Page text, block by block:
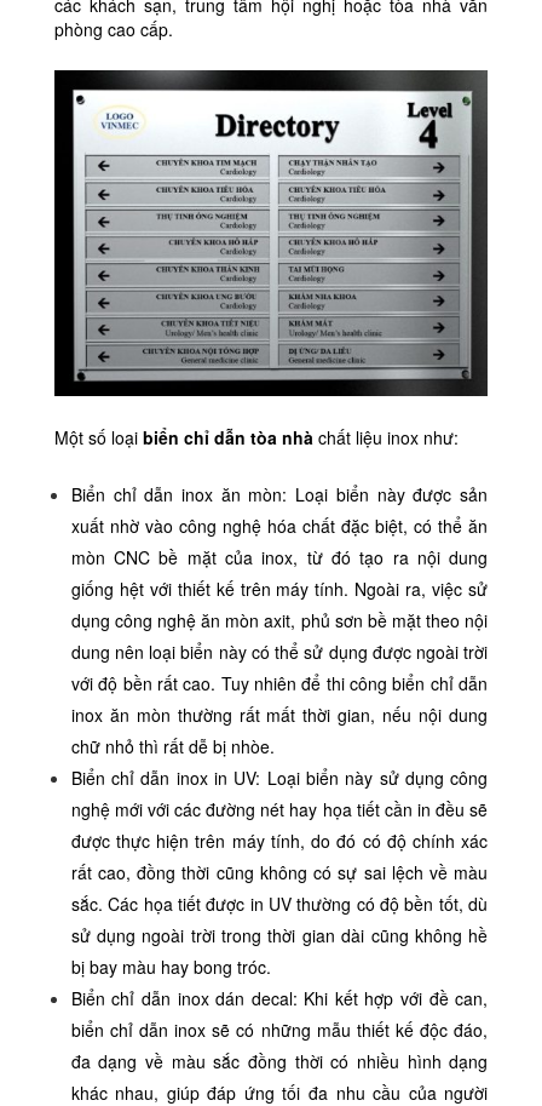
phòng cao cấp.
Một số loại biển chỉ dẫn tòa nhà chất liệu inox như:
Biển chỉ dẫn inox ăn mòn: Loại biển này được sản
xuất nhờ vào công nghệ hóa chất đặc biệt, có thể ăn
mòn CNC bề mặt của inox, từ đó tạo ra nội dung
giống hệt với thiết kế trên máy tính. Ngoài ra, việc sử
dụng công nghệ ăn mòn axit, phủ sơn bề mặt theo nội
dung nên loại biển này có thể sử dụng được ngoài trời
với độ bền rất cao. Tuy nhiên để thi công biển chỉ dẫn
inox ăn mòn thường rất mất thời gian, nếu nội dung
chữ nhỏ thì rất dễ bị nhòe.
Biển chỉ dẫn inox in UV: Loại biển này sử dụng công
nghệ mới với các đường nét hay họa tiết cần in đều sẽ
được thực hiện trên máy tính, do đó có độ chính xác
rất cao, đồng thời cũng không có sự sai lệch về màu
sắc. Các họa tiết được in UV thường có độ bền tốt, dù
sử dụng ngoài trời trong thời gian dài cũng không hề
bị bay màu hay bong tróc.
Biển chỉ dẫn inox dán decal: Khi kết hợp với đề can,
biển chỉ dẫn inox sẽ có những mẫu thiết kế độc đáo,
đa dạng về màu sắc đồng thời có nhiều hình dạng
khác nhau, giúp đáp ứng tối đa nhu cầu của người